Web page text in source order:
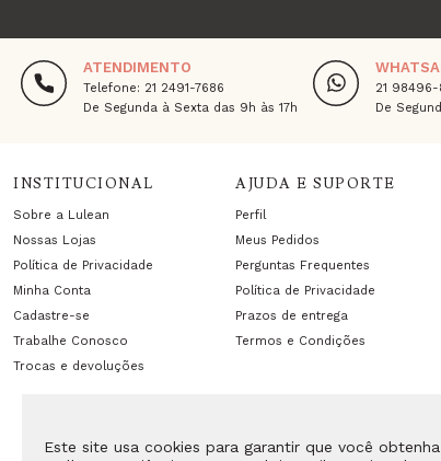
Este site usa cookies para garantir que você
ATENDIMENTO
Telefone: 21 2491-7686
De Segunda à Sexta das 9h às 17h
21 98496-
De
INSTITUCIONAL
Sobre a Lulean
Nossas Lojas
Política de Privacidade
Minha Conta
Cadastre-se
Trabalhe Conosco
Trocas e devoluções
AJUDA E SUPORTE
Perfil
Meus Pedidos
Perguntas Frequentes
Política de Privacidade
Prazos de entrega
Termos e Condições